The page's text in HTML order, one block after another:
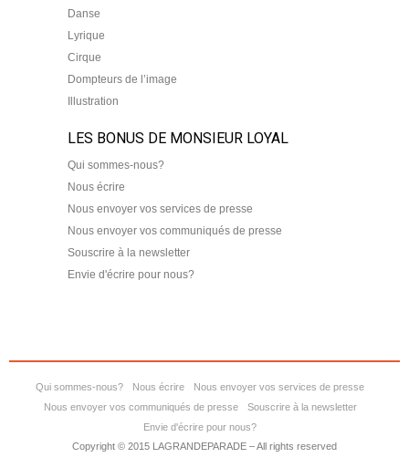
Danse
Lyrique
Cirque
Dompteurs de l’image
Illustration
LES BONUS DE MONSIEUR LOYAL
Qui sommes-nous?
Nous écrire
Nous envoyer vos services de presse
Nous envoyer vos communiqués de presse
Souscrire à la newsletter
Envie d'écrire pour nous?
Qui sommes-nous? Nous écrire
Nous envoyer vos services de presse
Nous envoyer vos communiqués de presse
Souscrire à la newsletter
Envie d'écrire pour nous?
Copyright © 2015 LAGRANDEPARADE – All rights reserved